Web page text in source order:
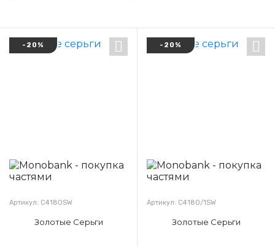
-20%
Артикул: С4180SW
Золотые Серьги
-20%
Артикул: С4180/1SW
Золотые Серьги